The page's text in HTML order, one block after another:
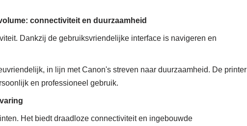
connectiviteit en duurzaamheid
Dankzij de gebruiksvriendelijke interface is navigeren en
in lijn met Canon's streven naar duurzaamheid. De printer
en professioneel gebruik.
Het biedt draadloze connectiviteit en ingebouwde